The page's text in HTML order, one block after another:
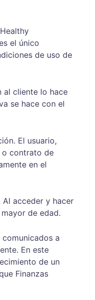
el único
de uso de
al cliente lo hace
se hace con el
El usuario,
o contrato de
en el
acceder y hacer
de edad.
a
En este
de un
Finanzas